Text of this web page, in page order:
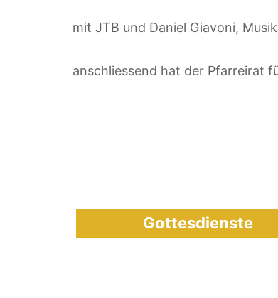
mit JTB und Daniel Giavoni,
anschliessend hat der Pfarreirat
Gottesdienste